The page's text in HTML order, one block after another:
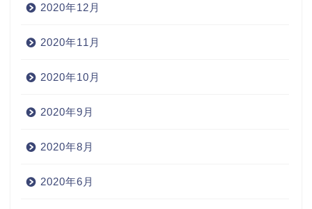
2020年12月
2020年11月
2020年10月
2020年9月
2020年8月
2020年6月